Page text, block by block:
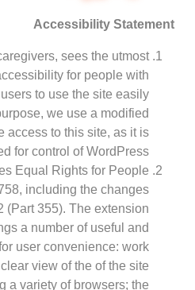
Accessibility Statement
sees the utmost
for people with
to use the site easily
we use a modified
access to this site, as it is
for control of WordPress.
Equal Rights for People
including the changes
(Part 355). The extension
a number of useful and
user convenience: work
view of the of the site
a variety of browsers; the